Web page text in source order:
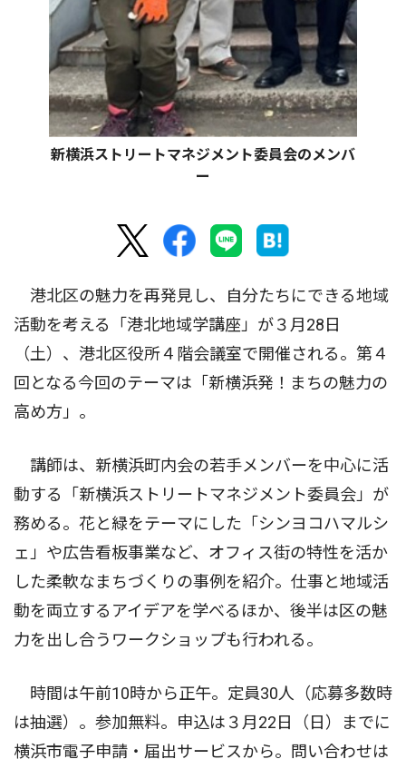
新横浜ストリートマネジメント委員会のメンバ
ー
港北区の魅力を再発見し、自分たちにできる地域
活動を考える「港北地域学講座」が３月28日
（土）、港北区役所４階会議室で開催される。第４
回となる今回のテーマは「新横浜発！まちの魅力の
高め方」。
講師は、新横浜町内会の若手メンバーを中心に活
動する「新横浜ストリートマネジメント委員会」が
務める。花と緑をテーマにした「シンヨコハマルシ
ェ」や広告看板事業など、オフィス街の特性を活か
した柔軟なまちづくりの事例を紹介。仕事と地域活
動を両立するアイデアを学べるほか、後半は区の魅
力を出し合うワークショップも行われる。
時間は午前10時から正午。定員30人（応募多数時
は抽選）。参加無料。申込は３月22日（日）までに
横浜市電子申請・届出サービスから。問い合わせは